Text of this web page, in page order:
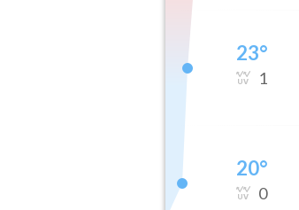
23°
1
20°
0